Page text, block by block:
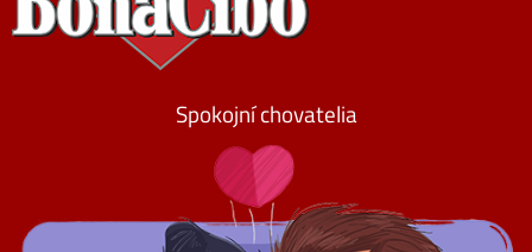
Spokojní chovatelia